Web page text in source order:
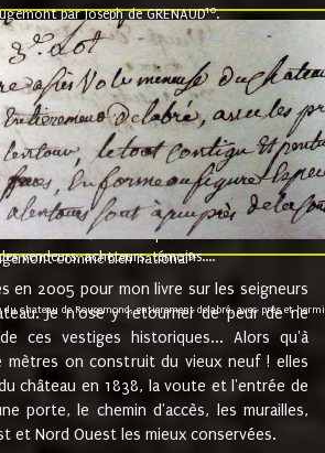
par Joseph de GRENAUD10.
treze le ving neuvième jour du mois de
Claude Guillaume de Moyriat chevalier baron
et irrevocablement a monseigneur monsieur
du roy au parlement de Bourgogne, present et
de la Vellière a sur ses hommes, indivisables et
et comme le dit seigneur Baron et ses
des terriers, etc... au prix de 880 livre louis
vendeurs, acheteurs, témoins....
comme bien national9.
chateau de Rougemond, entierement delabré, avec près et
en 2005 pour mon livre sur les seigneurs
Je n'ose y retourner de peur de ne
ces vestiges historiques... Alors qu'à
mètres on construit du vieux neuf ! elles
château en 1838, la voute et l'entrée de
porte, le chemin d'accès, les murailles,
et Nord Ouest les mieux conservées.